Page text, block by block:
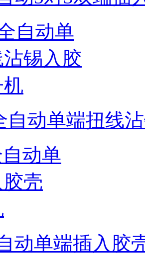
自动单端扭线
动单端插入胶